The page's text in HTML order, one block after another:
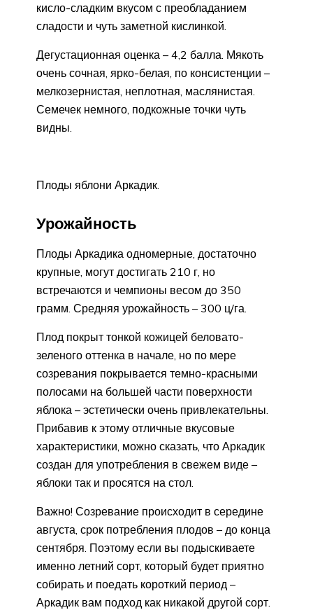
кисло-сладким вкусом с преобладанием
сладости и чуть заметной кислинкой.
Дегустационная оценка – 4,2 балла. Мякоть
очень сочная, ярко-белая, по консистенции –
мелкозернистая, неплотная, маслянистая.
Семечек немного, подкожные точки чуть
видны.
Плоды яблони Аркадик.
Урожайность
Плоды Аркадика одномерные, достаточно
крупные, могут достигать 210 г, но
встречаются и чемпионы весом до 350
грамм. Средняя урожайность – 300 ц/га.
Плод покрыт тонкой кожицей беловато-
зеленого оттенка в начале, но по мере
созревания покрывается темно-красными
полосами на большей части поверхности
яблока – эстетически очень привлекательны.
Прибавив к этому отличные вкусовые
характеристики, можно сказать, что Аркадик
создан для употребления в свежем виде –
яблоки так и просятся на стол.
Важно! Созревание происходит в середине
августа, срок потребления плодов – до конца
сентября. Поэтому если вы подыскиваете
именно летний сорт, который будет приятно
собирать и поедать короткий период –
Аркадик вам подход как никакой другой сорт.